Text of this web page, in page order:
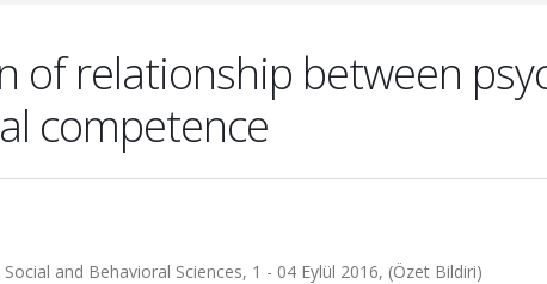
of relationship between
competence
and Behavioral Sciences, 1 - 04 Eylül 2016, (Özet Bildiri)